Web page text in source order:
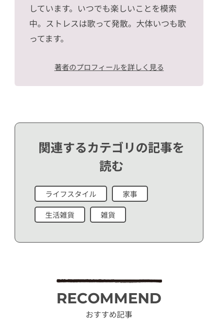
しています。いつでも楽しいことを模索
中。ストレスは歌って発散。大体いつも歌
ってます。
著者のプロフィールを詳しく見る
関連するカテゴリの記事を
読む
ライフスタイル 家事
生活雑貨 雑貨
RECOMMEND
おすすめ記事